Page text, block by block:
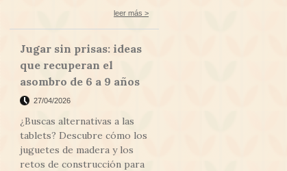
leer más >
Jugar sin prisas: ideas
que recuperan el
asombro de 6 a 9 años
27/04/2026
¿Buscas alternativas a las
tablets? Descubre cómo los
juguetes de madera y los
retos de construcción para